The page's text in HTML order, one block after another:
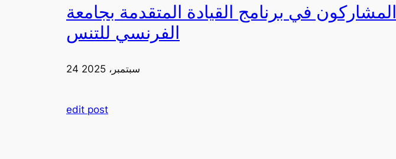
المشاركون في برنامج القيادة المتقدمة بجامعة FIA يزورون ملعب رولان غاروس مع الاتحاد
الفرنسي للتنس
24 سبتمبر، 2025
edit post